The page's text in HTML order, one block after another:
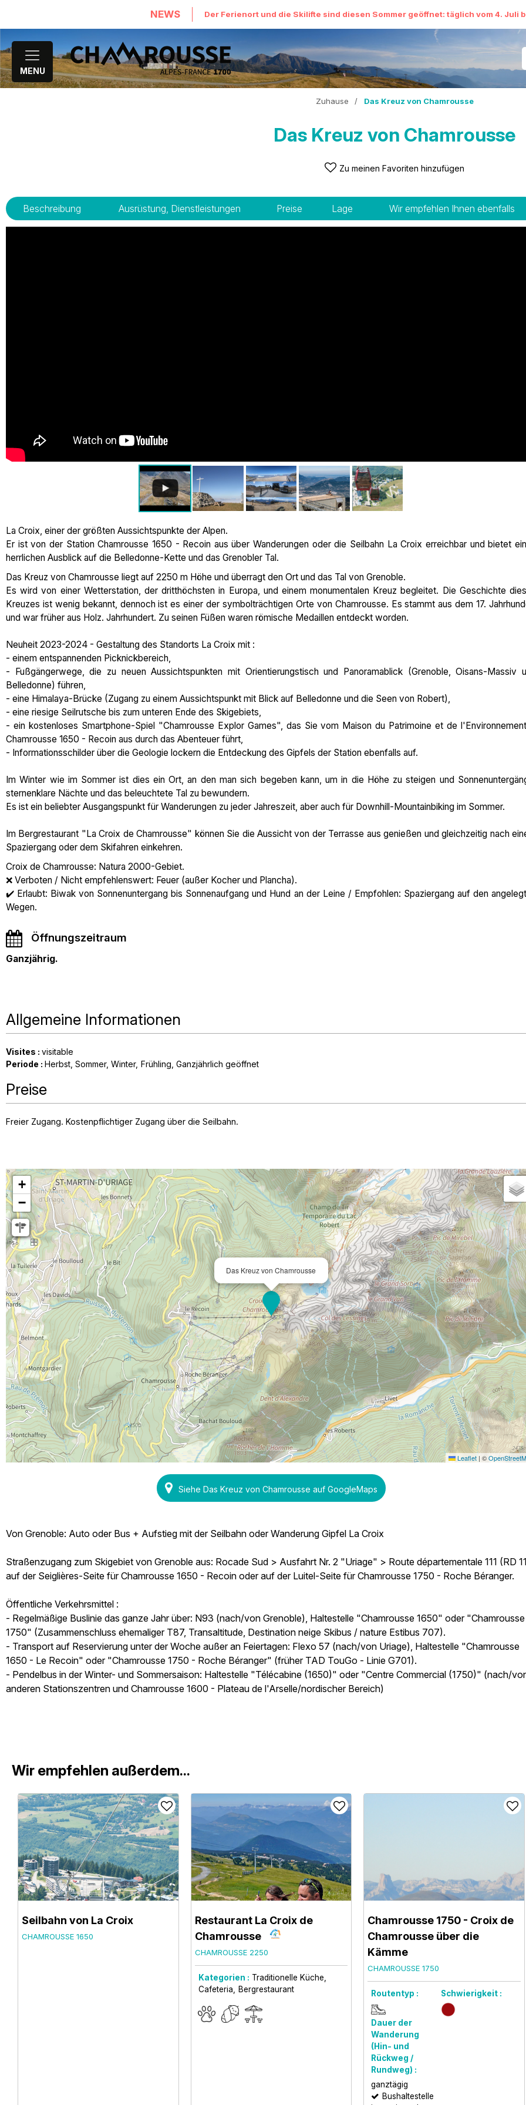
NEWS Der Ferienort und die Skilifte sind diesen Sommer geöffnet: täglich vom 4. Juli
MENU
Zuhause / Das Kreuz von Chamrousse
Das Kreuz von Chamrousse
Zu meinen Favoriten hinzufügen
Beschreibung Ausrüstung, Dienstleistungen Preise Lage Wir empfehlen Ihnen ebenfalls
La Croix, einer der größten Aussichtspunkte der Alpen.
Er ist von der Station Chamrousse 1650 - Recoin aus über Wanderungen oder die Seilbahn La Croix erreichbar und bietet
herrlichen Ausblick auf die Belledonne-Kette und das Grenobler Tal.
Das Kreuz von Chamrousse liegt auf 2250 m Höhe und überragt den Ort und das Tal von Grenoble.
Es wird von einer Wetterstation, der dritthöchsten in Europa, und einem monumentalen Kreuz begleitet. Die Geschichte
Kreuzes ist wenig bekannt, dennoch ist es einer der symbolträchtigen Orte von Chamrousse. Es stammt aus dem 17.
und war früher aus Holz. Jahrhundert. Zu seinen Füßen waren römische Medaillen entdeckt worden.
Neuheit 2023-2024 - Gestaltung des Standorts La Croix mit :
- einem entspannenden Picknickbereich,
- Fußgängerwege, die zu neuen Aussichtspunkten mit Orientierungstisch und Panoramablick (Grenoble, Oisans-Massiv
Belledonne) führen,
- eine Himalaya-Brücke (Zugang zu einem Aussichtspunkt mit Blick auf Belledonne und die Seen von Robert),
- eine riesige Seilrutsche bis zum unteren Ende des Skigebiets,
- ein kostenloses Smartphone-Spiel "Chamrousse Explor Games", das Sie vom Maison du Patrimoine et de
Chamrousse 1650 - Recoin aus durch das Abenteuer führt,
- Informationsschilder über die Geologie lockern die Entdeckung des Gipfels der Station ebenfalls auf.
Im Winter wie im Sommer ist dies ein Ort, an den man sich begeben kann, um in die Höhe zu steigen und
sternenklare Nächte und das beleuchtete Tal zu bewundern.
Es ist ein beliebter Ausgangspunkt für Wanderungen zu jeder Jahreszeit, aber auch für Downhill-Mountainbiking im Sommer.
Im Bergrestaurant "La Croix de Chamrousse" können Sie die Aussicht von der Terrasse aus genießen und gleichzeitig nach
Spaziergang oder dem Skifahren einkehren.
Croix de Chamrousse: Natura 2000-Gebiet.
❌ Verboten / Nicht empfehlenswert: Feuer (außer Kocher und Plancha).
✔️ Erlaubt: Biwak von Sonnenuntergang bis Sonnenaufgang und Hund an der Leine / Empfohlen: Spaziergang auf den
Wegen.
Öffnungszeitraum
Ganzjährig.
Allgemeine Informationen
Visites : visitable
Periode : Herbst Sommer Winter Frühling Ganzjährlich geöffnet
Preise
Freier Zugang. Kostenpflichtiger Zugang über die Seilbahn.
Das Kreuz von Chamrousse
+
−
Leaflet | ©
Siehe Das Kreuz von Chamrousse auf GoogleMaps
Von Grenoble: Auto oder Bus + Aufstieg mit der Seilbahn oder Wanderung Gipfel La Croix
Straßenzugang zum Skigebiet von Grenoble aus: Rocade Sud > Ausfahrt Nr. 2 "Uriage" > Route départementale 111 (RD
auf der Seiglières-Seite für Chamrousse 1650 - Recoin oder auf der Luitel-Seite für Chamrousse 1750 - Roche Béranger.
Öffentliche Verkehrsmittel :
- Regelmäßige Buslinie das ganze Jahr über: N93 (nach/von Grenoble), Haltestelle "Chamrousse 1650" oder "Chamrousse
1750" (Zusammenschluss ehemaliger T87, Transaltitude, Destination neige Skibus / nature Estibus 707).
- Transport auf Reservierung unter der Woche außer an Feiertagen: Flexo 57 (nach/von Uriage), Haltestelle "Chamrousse
1650 - Le Recoin" oder "Chamrousse 1750 - Roche Béranger" (früher TAD TouGo - Linie G701).
- Pendelbus in der Winter- und Sommersaison: Haltestelle "Télécabine (1650)" oder "Centre Commercial (1750)" (nach/
anderen Stationszentren und Chamrousse 1600 - Plateau de l'Arselle/nordischer Bereich)
Wir empfehlen außerdem...
Seilbahn von La Croix
CHAMROUSSE 1650
Restaurant La Croix de
Chamrousse
CHAMROUSSE 2250
Kategorien : Traditionelle Küche
Cafeteria
Bergrestaurant
Chamrousse 1750 - Croix de
Chamrousse über die
Kämme
CHAMROUSSE 1750
Routentyp : Schwierigkeit :
Dauer der
Wanderung
(Hin- und
Rückweg /
Rundweg) :
ganztägig
Bushaltestelle